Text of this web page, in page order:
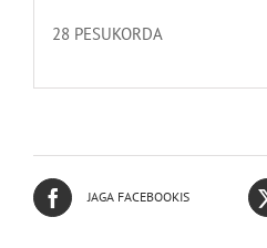
28 PESUKORDA
JAGA FACEBOOKIS